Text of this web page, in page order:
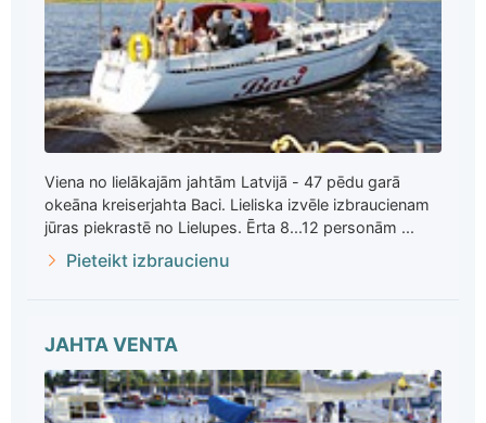
Viena no lielākajām jahtām Latvijā - 47 pēdu garā
okeāna kreiserjahta Baci. Lieliska izvēle izbraucienam
jūras piekrastē no Lielupes. Ērta 8...12 personām ...
Pieteikt izbraucienu
JAHTA VENTA